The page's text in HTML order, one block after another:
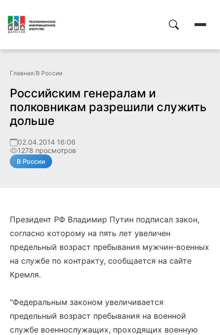
Главная/В России
Российским генералам и
полковникам разрешили служить
дольше
02.04.2014 16:06
1278 просмотров
В России
Президент РФ Владимир Путин подписал закон,
согласно которому на пять лет увеличен
предельный возраст пребывания мужчин-военных
на службе по контракту, сообщается на сайте
Кремля.
"Федеральным законом увеличивается
предельный возраст пребывания на военной
службе военнослужащих, проходящих военную